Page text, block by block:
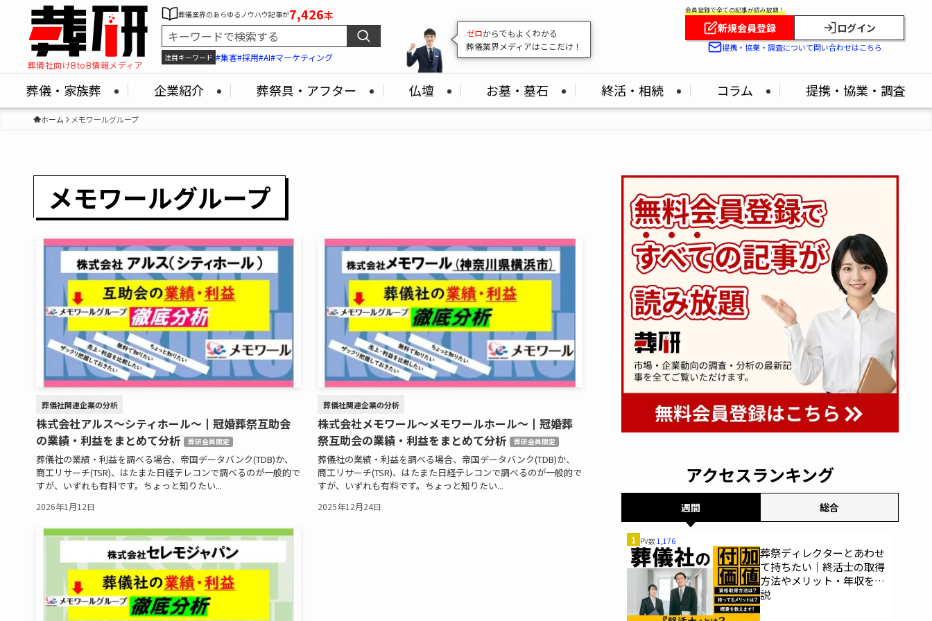
葬儀社向けBtoB情報メディア
葬儀業界のあらゆるノウハウ記事が7,426本
注目キーワード #集客#採用#AI#マーケティング
変わり続ける葬儀業界。
その最前線を毎日発信 続けています！
会員登録で全ての記事が読み放題！
新規会員登録 ログイン
提携・協業・調査について問い合わせはこちら
葬儀・家族葬 企業紹介 葬祭具・アフター 仏壇 お墓・墓石 終活・相続 コラム 提携・協業・調査
ホーム メモワールグループ
メモワールグループ
葬儀社関連企業の分析
株式会社アルス～シティホール～┃冠婚葬祭互助会
の業績・利益をまとめて分析
葬研会員限定
葬儀社の業績・利益を調べる場合、帝国データバンク(TDB)か、
商工リサーチ(TSR)、はたまた日経テレコンで調べるのが一般的で
すが、いずれも有料です。ちょっと知りたい...
2026年1月12日
葬儀社関連企業の分析
株式会社メモワール～メモワールホール～┃冠婚葬
祭互助会の業績・利益をまとめて分析
葬研会員限定
葬儀社の業績・利益を調べる場合、帝国データバンク(TDB)か、
商工リサーチ(TSR)、はたまた日経テレコンで調べるのが一般的で
すが、いずれも有料です。ちょっと知りたい...
2025年12月24日
アクセスランキング
週間 総合
1 PV数1,176
葬祭ディレクターとあわせ
て持ちたい｜終活士の取得
方法やメリット・年収を解
説